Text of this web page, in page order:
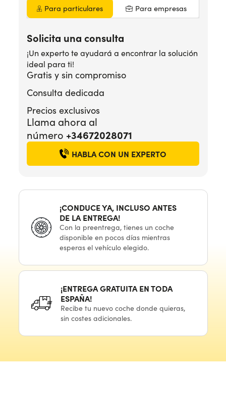
Para particulares Para empresas
Solicita una consulta
¡Un experto te ayudará a encontrar la solución
ideal para ti!
Gratis y sin compromiso
Consulta dedicada
Precios exclusivos
Llama ahora al
número +34672028071
HABLA CON UN EXPERTO
¡CONDUCE YA, INCLUSO ANTES
DE LA ENTREGA!
Con la preentrega,tienes un coche
disponible en pocosdías mientras
esperas el vehículoelegido.
¡ENTREGA GRATUITA EN TODA
ESPAÑA!
Recibe tu nuevocoche donde quieras,
sin costes adicionales.